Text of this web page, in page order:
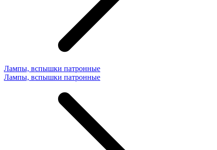
Лампы, вспышки патронные
Лампы, вспышки патронные